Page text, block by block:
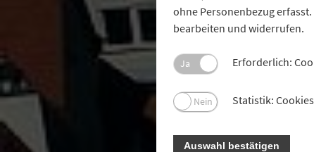
ohne Personenbezug
bearbeiten und widerrufen.
Ja Erforderlich:
Nein Statistik:
Auswahl bestätigen